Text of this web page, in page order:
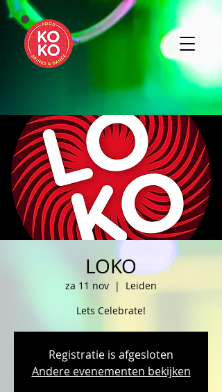
LOKO
za 11 nov
  |
Leiden
Lets Celebrate!
Registratie is afgesloten
Andere evenementen bekijken